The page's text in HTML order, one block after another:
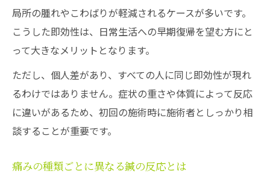
局所の腫れやこわばりが軽減されるケースが多いです。
こうした即効性は、日常生活への早期復帰を望む方にと
って大きなメリットとなります。
ただし、個人差があり、すべての人に同じ即効性が現れ
るわけではありません。症状の重さや体質によって反応
に違いがあるため、初回の施術時に施術者としっかり相
談することが重要です。
痛みの種類ごとに異なる鍼の反応とは